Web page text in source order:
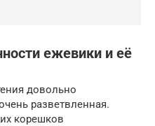
ежевики и её
довольно
разветвленная.
корешков